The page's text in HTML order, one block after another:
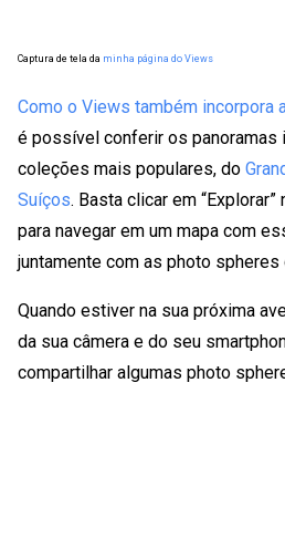
Captura de tela da minha página do Views
Como o Views também incorpora
é possível conferir os panoramas
coleções mais populares, do
Suíços. Basta clicar em
para navegar em um mapa com
juntamente com as photo spheres
Quando estiver na sua próxima
da sua câmera e do seu
compartilhar algumas photo